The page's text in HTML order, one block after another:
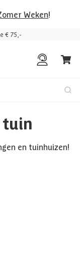
Weken!
€ 75,-
en tuinhuizen!